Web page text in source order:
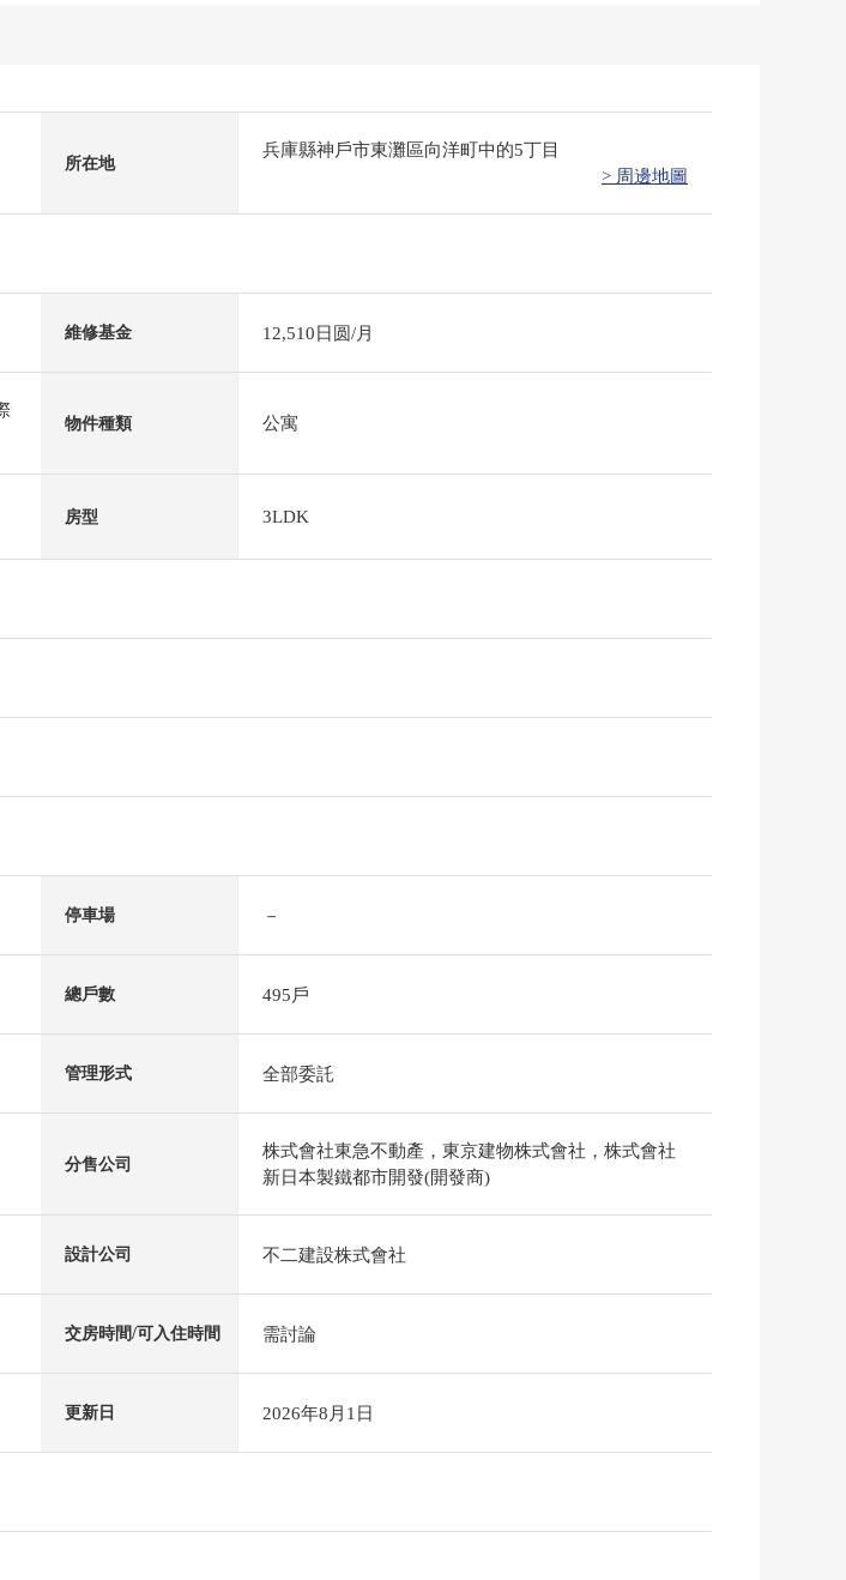
所在地
兵庫縣神戶市東灘區向洋町中的5丁目
> 周邊地圖
維修基金 12,510日圆/月
物件種類 公寓
房型 3LDK
停車場 －
總戶數 495戶
管理形式 全部委託
分售公司
株式會社東急不動產，東京建物株式會社，株式會社
新日本製鐵都市開發(開發商)
設計公司 不二建設株式會社
交房時間/可入住時間 需討論
更新日 2026年8月1日